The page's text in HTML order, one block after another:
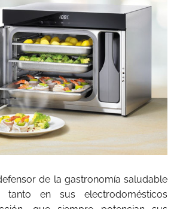
de la gastronomía saludable
en sus electrodomésticos